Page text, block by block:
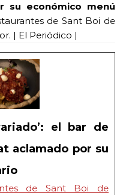
su económico menú
de Sant Boi de
| El Periódico |
el bar de
aclamado por su
de Sant Boi de